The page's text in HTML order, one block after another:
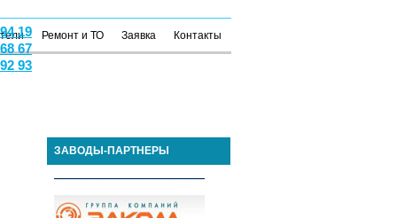
19
67
93
Ремонт и ТО Заявка Контакты
ЗАВОДЫ-ПАРТНЕРЫ